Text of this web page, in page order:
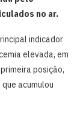
no ar.
indicador
elevada, em
posição,
acumulou